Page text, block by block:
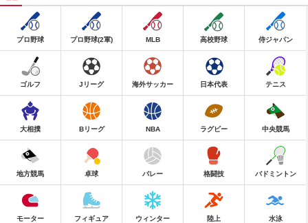
プロ野球 プロ野球(2軍) MLB 高校野球 侍ジャパン
ゴルフ Jリーグ 海外サッカー 日本代表 テニス
大相撲 Bリーグ NBA ラグビー 中央競馬
地方競馬 卓球 バレー 格闘技 バドミントン
モーター フィギュア ウィンター 陸上 水泳